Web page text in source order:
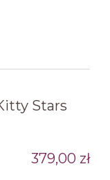
Stars
379,00 zł